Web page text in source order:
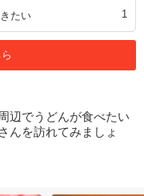
たい 1
辺でうどんが食べたい
んを訪れてみましょ